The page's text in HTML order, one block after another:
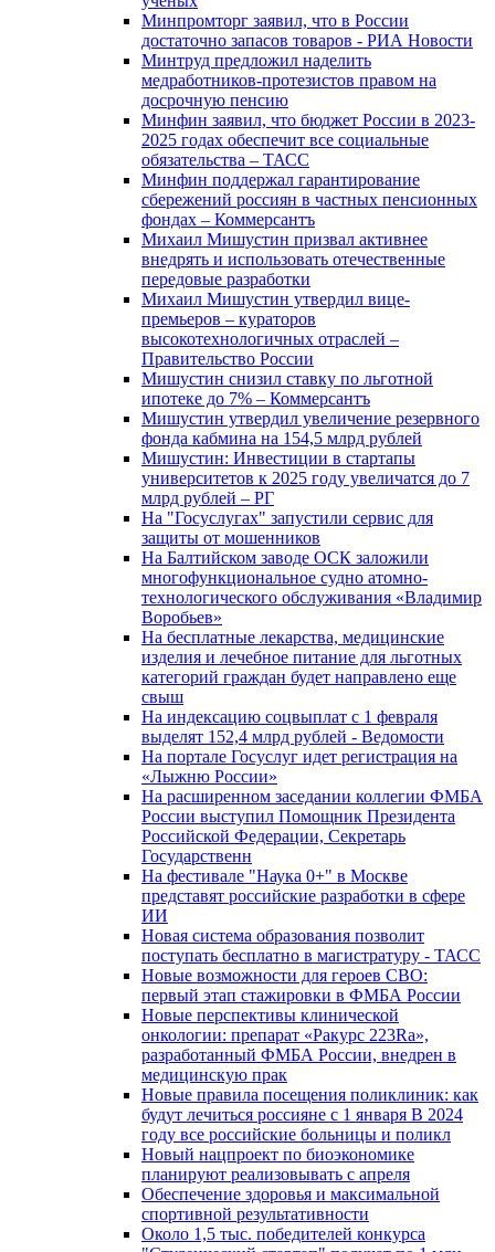
Минпромторг заявил, что в России
достаточно запасов товаров - РИА Новости
Минтруд предложил наделить
медработников-протезистов правом на
досрочную пенсию
Минфин заявил, что бюджет России в 2023-
2025 годах обеспечит все социальные
обязательства – ТАСС
Минфин поддержал гарантирование
сбережений россиян в частных пенсионных
фондах – Коммерсантъ
Михаил Мишустин призвал активнее
внедрять и использовать отечественные
передовые разработки
Михаил Мишустин утвердил вице-
премьеров – кураторов
высокотехнологичных отраслей –
Правительство России
Мишустин снизил ставку по льготной
ипотеке до 7% – Коммерсантъ
Мишустин утвердил увеличение резервного
фонда кабмина на 154,5 млрд рублей
Мишустин: Инвестиции в стартапы
университетов к 2025 году увеличатся до 7
млрд рублей – РГ
На "Госуслугах" запустили сервис для
защиты от мошенников
На Балтийском заводе ОСК заложили
многофункциональное судно атомно-
технологического обслуживания «Владимир
Воробьев»
На бесплатные лекарства, медицинские
изделия и лечебное питание для льготных
категорий граждан будет направлено еще
свыш
На индексацию соцвыплат с 1 февраля
выделят 152,4 млрд рублей - Ведомости
На портале Госуслуг идет регистрация на
«Лыжню России»
На расширенном заседании коллегии ФМБА
России выступил Помощник Президента
Российской Федерации, Секретарь
Государственн
На фестивале "Наука 0+" в Москве
представят российские разработки в сфере
ИИ
Новая система образования позволит
поступать бесплатно в магистратуру - ТАСС
Новые возможности для героев СВО:
первый этап стажировки в ФМБА России
Новые перспективы клинической
онкологии: препарат «Ракурс 223Ra»,
разработанный ФМБА России, внедрен в
медицинскую прак
Новые правила посещения поликлиник: как
будут лечиться россияне с 1 января В 2024
году все российские больницы и поликл
Новый нацпроект по биоэкономике
планируют реализовывать с апреля
Обеспечение здоровья и максимальной
спортивной результативности
Около 1,5 тыс. победителей конкурса